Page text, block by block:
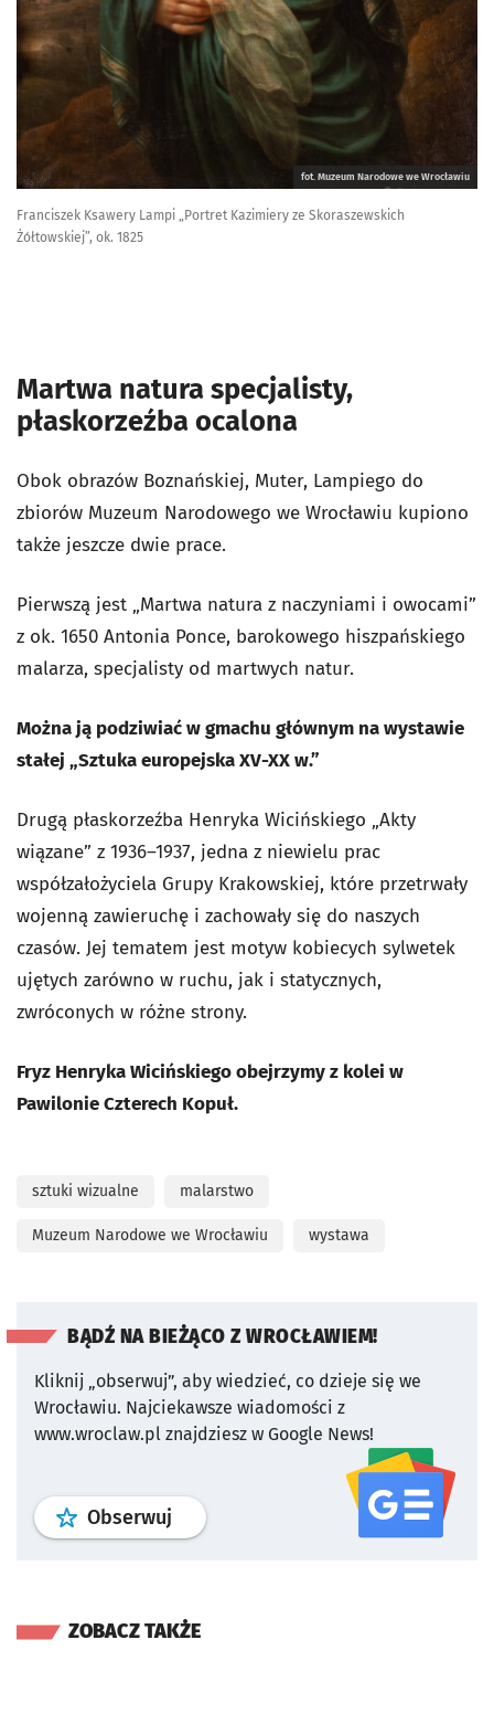
fot. Muzeum Narodowe we Wrocławiu
Franciszek Ksawery Lampi „Portret Kazimiery ze Skoraszewskich
Żółtowskiej”, ok. 1825
Martwa natura specjalisty,
płaskorzeźba ocalona
Obok obrazów Boznańskiej, Muter, Lampiego do
zbiorów Muzeum Narodowego we Wrocławiu kupiono
także jeszcze dwie prace.
Pierwszą jest „Martwa natura z naczyniami i owocami”
z ok. 1650 Antonia Ponce, barokowego hiszpańskiego
malarza, specjalisty od martwych natur.
Można ją podziwiać w gmachu głównym na wystawie
stałej „Sztuka europejska XV-XX w.”
Drugą płaskorzeźba Henryka Wicińskiego „Akty
wiązane” z 1936–1937, jedna z niewielu prac
współzałożyciela Grupy Krakowskiej, które przetrwały
wojenną zawieruchę i zachowały się do naszych
czasów. Jej tematem jest motyw kobiecych sylwetek
ujętych zarówno w ruchu, jak i statycznych,
zwróconych w różne strony.
Fryz Henryka Wicińskiego obejrzymy z kolei w
Pawilonie Czterech Kopuł.
sztuki wizualne malarstwo
Muzeum Narodowe we Wrocławiu wystawa
BĄDŹ NA BIEŻĄCO Z WROCŁAWIEM!
Kliknij „obserwuj”, aby wiedzieć, co dzieje się we
Wrocławiu. Najciekawsze wiadomości z
www.wroclaw.pl znajdziesz w Google News!
Obserwuj profil serwisu
ZOBACZ TAKŻE